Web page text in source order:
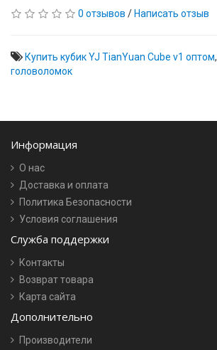
0 отзывов / Написать отзыв
Купить кубик YJ TianYuan Cube v1 оптом,
головоломок
Информация
О нас
Доставка и оплата
Политика Безопасности
Условия соглашения
Служба поддержки
Контакты
Возврат товара
Карта сайта
Дополнительно
Производители